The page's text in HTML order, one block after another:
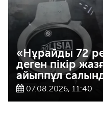
«Нұрайды 72
деген пікір
айыппұл
07.08.2026, 11:40